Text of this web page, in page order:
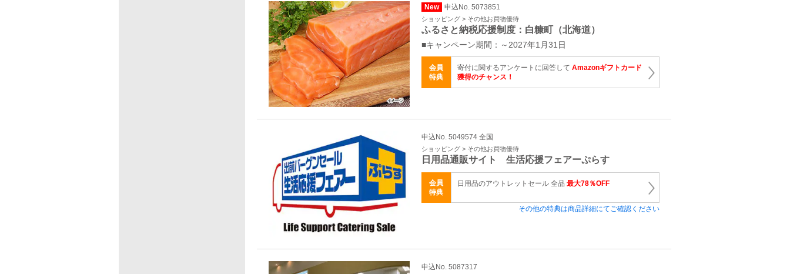
New 申込No. 5073851
ショッピング > その他お買物優待
ふるさと納税応援制度：白糠町（北海道）
■キャンペーン期間：～2027年1月31日
会員
特典
寄付に関するアンケートに回答して Amazonギフトカード
獲得のチャンス！
申込No. 5049574 全国
ショッピング > その他お買物優待
日用品通販サイト 生活応援フェアーぷらす
会員
特典
日用品のアウトレットセール 全品 最大78％OFF
その他の特典は商品詳細にてご確認ください
申込No. 5087317